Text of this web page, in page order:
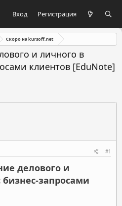
Вход Регистрация
Скоро на kursoff.net
и личного в
клиентов [EduNote]
#1
делового и
бизнес-запросами